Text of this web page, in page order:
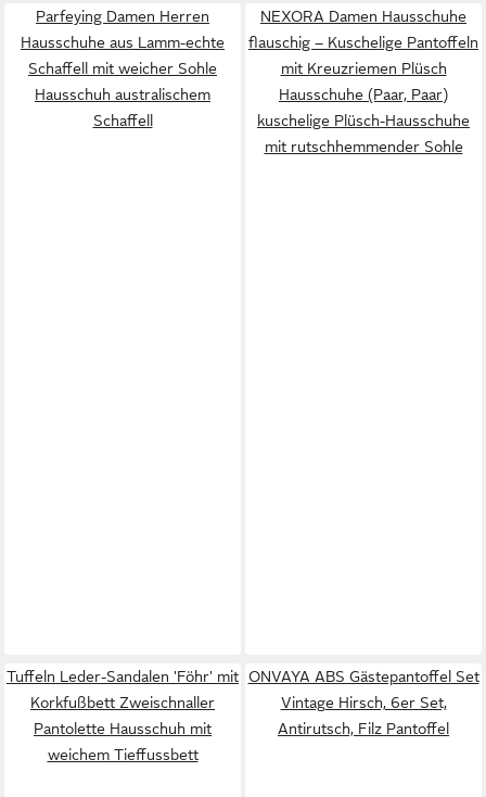
Parfeying Damen Herren
Hausschuhe aus Lamm-echte
Schaffell mit weicher Sohle
Hausschuh australischem
Schaffell
NEXORA Damen Hausschuhe
flauschig – Kuschelige Pantoffeln
mit Kreuzriemen Plüsch
Hausschuhe (Paar, Paar)
kuschelige Plüsch-Hausschuhe
mit rutschhemmender Sohle
Tuffeln Leder-Sandalen 'Föhr' mit
Korkfußbett Zweischnaller
Pantolette Hausschuh mit
weichem Tieffussbett
ONVAYA ABS Gästepantoffel Set
Vintage Hirsch, 6er Set,
Antirutsch, Filz Pantoffel